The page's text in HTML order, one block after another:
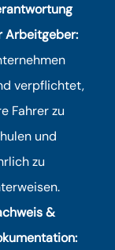
Arbeitgeber:
verpflichtet,
Fahrer zu
und
zu
&